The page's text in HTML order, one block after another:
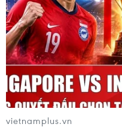
vietnamplus.vn